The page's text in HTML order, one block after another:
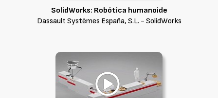
SolidWorks: Robótica humanoide
Dassault Systèmes España, S.L. - SolidWorks